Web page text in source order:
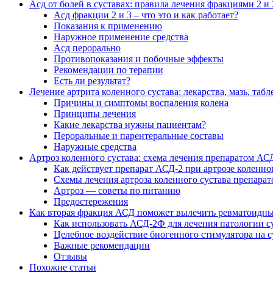
Асд от болей в суставах: правила лечения фракциями 2 и
Асд фракции 2 и 3 – что это и как работает?
Показания к применению
Наружное применение средства
Асд перорально
Противопоказания и побочные эффекты
Рекомендации по терапии
Есть ли результат?
Лечение артрита коленного сустава: лекарства, мазь,
Причины и симптомы воспаления колена
Принципы лечения
Какие лекарства нужны пациентам?
Пероральные и парентеральные составы
Наружные средства
Артроз коленного сустава: схема лечения препаратом
Как действует препарат АСД-2 при артрозе
Схемы лечения артроза коленного сустава
Артроз — советы по питанию
Предостережения
Как вторая фракция АСД поможет вылечить
Как использовать АСД-2Ф для лечения патологии
Целебное воздействие биогенного стимулятора на
Важные рекомендации
Отзывы
Похожие статьи